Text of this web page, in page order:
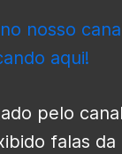
nosso
aqui!
pelo canal
falas da